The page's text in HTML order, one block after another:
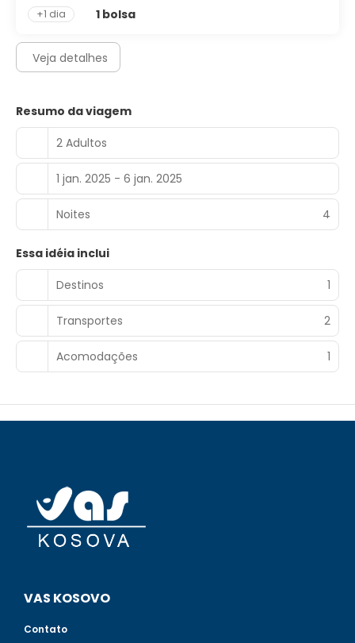
+1 dia
1 bolsa
Veja detalhes
Resumo da viagem
2 Adultos
1 jan. 2025 - 6 jan. 2025
Noites 4
Essa idéia inclui
Destinos
1
Transportes 2
Acomodações 1
VAS KOSOVO
Contato